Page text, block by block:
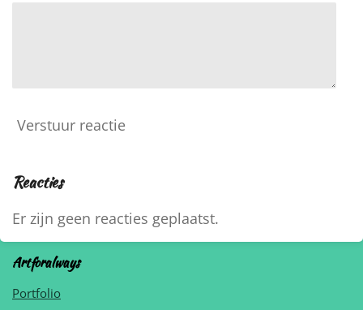
Verstuur reactie
Reacties
Er zijn geen reacties geplaatst.
Artforalways
Portfolio